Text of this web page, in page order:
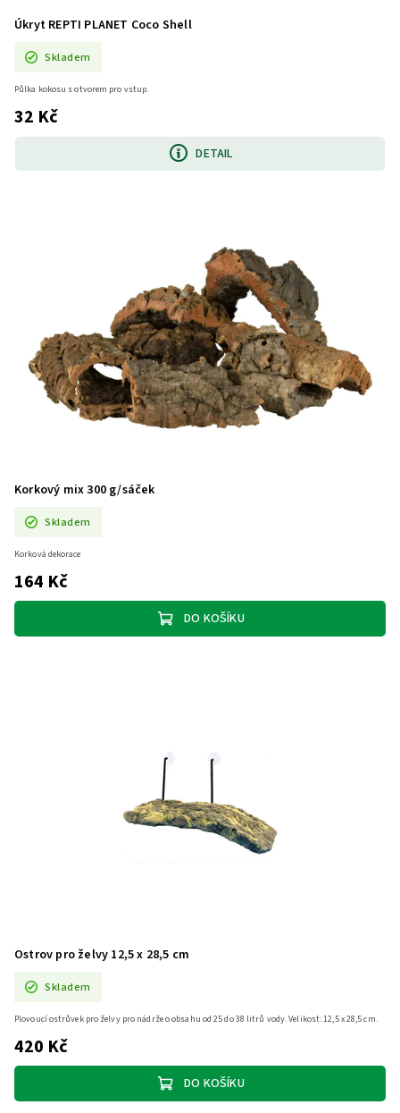
Úkryt REPTI PLANET Coco Shell
Skladem
32 Kč
DETAIL
Půlka kokosu s otvorem pro vstup.
Korkový mix 300 g/sáček
Skladem
164 Kč
DO KOŠÍKU
Korková dekorace
Ostrov pro želvy 12,5 x 28,5 cm
Skladem
420 Kč
DO KOŠÍKU
Plovoucí ostrůvek pro želvy pro nádrže o obsahu od 25 do 38 litrů vody. Velikost: 12,5 x 28,5 cm.